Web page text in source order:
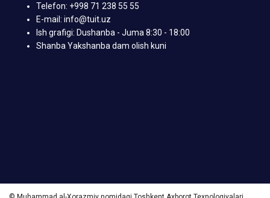
Telefon: +998 71 238 55 55
E-mail: info@tuit.uz
Ish grafigi: Dushanba - Juma 8:30 - 18:00
Shanba Yakshanba dam olish kuni